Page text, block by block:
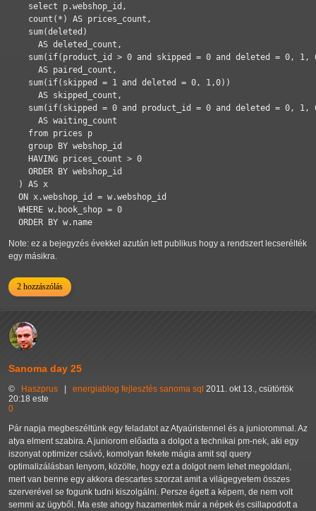
    select p.webshop_id,
    count(*) AS prices_count,
    sum(deleted)
      AS deleted_count,
sum(if(product_id > 0 and skipped = 0 and deleted = 0,
      AS paired_count,
    sum(if(skipped = 1 and deleted = 0, 1,0))
      AS skipped_count,
sum(if(skipped = 0 and product_id = 0 and deleted = 0,
      AS waiting_count
    from prices p
    group BY webshop_id
    HAVING prices_count > 0
    ORDER BY webshop_id
  ) AS x
  ON x.webshop_id = w.webshop_id
  WHERE w.book_shop = 0
Note: ez a bejegyzés évekkel azután lett publikus hogy a rendszert lecserélték
egy másikra.
2 hozzászólás
Sanoma day 25
© Haszprus energiablog fejlesztés sanoma sql 2011. okt 13., csütörtök
20:18 este
0
Pár napja megbeszéltünk egy feladatot az Atyaúristennel és a juniorommal. Az
atya elment szabira. A juniorom előadta a dolgot a technikai pm-nek, aki egy
iszonyat optimizer csávó, komolyan fekete mágia amit sql query
optimalizálásban lenyom, közölte, hogy ezt a dolgot nem lehet megoldani,
mert van benne egy akkora descartes szorzat amit a világegyetem összes
szerverével se fogunk tudni kiszolgálni. Persze égett a képem, de nem volt
semmi az ügyből. Ma este ahogy hazamentek már a népek és csillapodott a